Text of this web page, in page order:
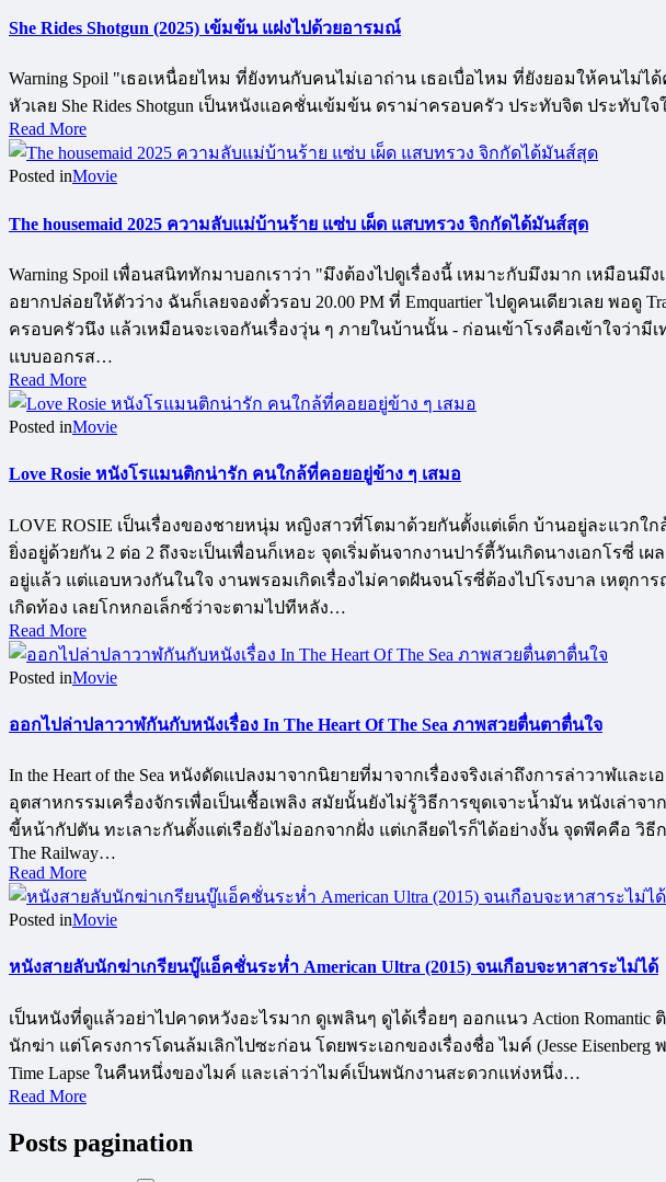
She Rides Shotgun (2025) เข้มข้น แฝงไปด้วยอารมณ์
Warning Spoil "เธอเหนื่อยไหม ที่ยังทนกับคนไม่เอาถ่าน เธอเบื่อไหม ที่ยังยอมให้คนไ
หัวเลย She Rides Shotgun เป็นหนังแอคชั่นเข้มข้น ดราม่าครอบครัว ประทับจิต ประทับ
Read More
Posted inMovie
The housemaid 2025 ความลับแม่บ้านร้าย แซ่บ เผ็ด แสบทรวง จิกกัดได้มันส์สุด
Warning Spoil เพื่อนสนิททักมาบอกเราว่า "มึงต้องไปดูเรื่องนี้ เหมาะกับมึงมาก เหมือ
อยากปล่อยให้ตัวว่าง ฉันก็เลยจองตั๋วรอบ 20.00 PM ที่ Emquartier ไปดูคนเดียวเลย พ
ครอบครัวนึง แล้วเหมือนจะเจอกันเรื่องวุ่น ๆ ภายในบ้านนั้น - ก่อนเข้าโรงคือเข้าใจว่า
แบบออกรส…
Read More
Posted inMovie
Love Rosie หนังโรแมนติกน่ารัก คนใกล้ที่คอยอยู่ข้าง ๆ เสมอ
LOVE ROSIE เป็นเรื่องของชายหนุ่ม หญิงสาวที่โตมาด้วยกันตั้งแต่เด็ก บ้านอยู่ละแว
ยิ่งอยู่ด้วยกัน 2 ต่อ 2 ถึงจะเป็นเพื่อนก็เหอะ จุดเริ่มต้นจากงานปาร์ตี้วันเกิดนางเอกโรซี่
อยู่แล้ว แต่แอบหวงกันในใจ งานพรอมเกิดเรื่องไม่คาดฝันจนโรซี่ต้องไปโรงบาล เหตุก
เกิดท้อง เลยโกหกอเล็กซ์ว่าจะตามไปทีหลัง…
Read More
Posted inMovie
ออกไปล่าปลาวาฬกันกับหนังเรื่อง In The Heart Of The Sea ภาพสวยตื่นตาตื่นใจ
In the Heart of the Sea หนังดัดแปลงมาจากนิยายที่มาจากเรื่องจริงเล่าถึงการล่าวาฬแ
อุตสาหกรรมเครื่องจักรเพื่อเป็นเชื้อเพลิง สมัยนั้นยังไม่รู้วิธีการขุดเจาะน้ำมัน หนังเล่าจ
ขี้หน้ากัปตัน ทะเลาะกันตั้งแต่เรือยังไม่ออกจากฝั่ง แต่เกลียดไรก็ได้อย่างงั้น จุดพีคคือ วิ
The Railway…
Read More
Posted inMovie
หนังสายลับนักฆ่าเกรียนบู๊แอ็คชั่นระห่ำ American Ultra (2015) จนเกือบจะหาสาระไม่ได้
เป็นหนังที่ดูแล้วอย่าไปคาดหวังอะไรมาก ดูเพลินๆ ดูได้เรื่อยๆ ออกแนว Action
นักฆ่า แต่โครงการโดนล้มเลิกไปซะก่อน โดยพระเอกของเรื่องชื่อ ไมค์ (Jesse Eisenberg
Time Lapse ในคืนหนึ่งของไมค์ และเล่าว่าไมค์เป็นพนักงานสะดวกแห่งหนึ่ง…
Read More
Posts pagination